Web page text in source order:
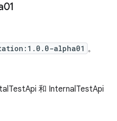
alpha01 。
和 InternalTestApi